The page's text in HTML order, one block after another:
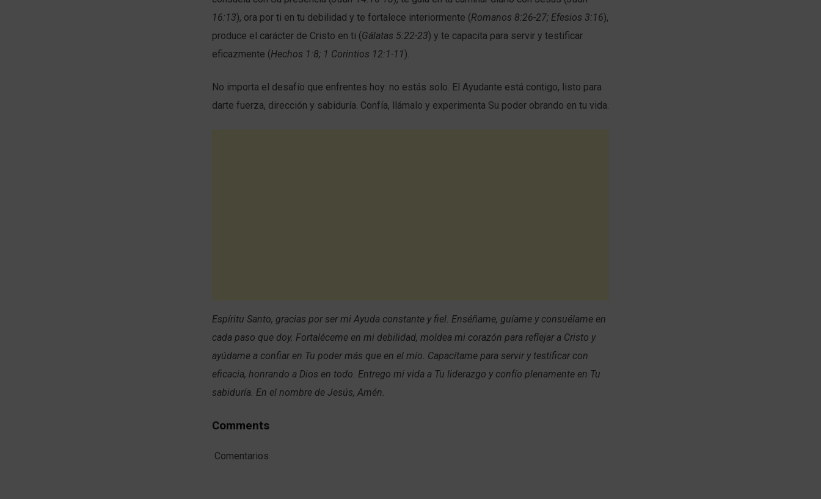
16:13), ora por ti en tu debilidad y te fortalece interiormente (Romanos 8:26-27; Efesios 3:16),
produce el carácter de Cristo en ti (Gálatas 5:22-23) y te capacita para servir y testificar
eficazmente (Hechos 1:8; 1 Corintios 12:1-11).
No importa el desafío que enfrentes hoy: no estás solo. El Ayudante está contigo, listo para
darte fuerza, dirección y sabiduría. Confía, llámalo y experimenta Su poder obrando en tu vida.
Espíritu Santo, gracias por ser mi Ayuda constante y fiel. Enséñame, guíame y consuélame en
cada paso que doy. Fortaléceme en mi debilidad, moldea mi corazón para reflejar a Cristo y
ayúdame a confiar en Tu poder más que en el mío. Capacítame para servir y testificar con
eficacia, honrando a Dios en todo. Entrego mi vida a Tu liderazgo y confío plenamente en Tu
sabiduría. En el nombre de Jesús, Amén.
Comments
Comentarios